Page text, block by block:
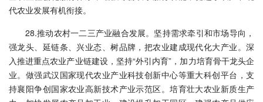
代农业发展有机衔接。
28.推动农村一二三产业融合发展。坚持需求牵引和市场导向，
强龙头、延链条、兴业态、树品牌，把农业建成现代化大产业。深
入推进重点农业产业链建设，坚持“外引内育”，加力培育骨干龙头企
业。做强武汉国家现代农业产业科技创新中心等重大科创平台，支
持襄阳争创国家农业高新技术产业示范区。培育壮大农业新质生产